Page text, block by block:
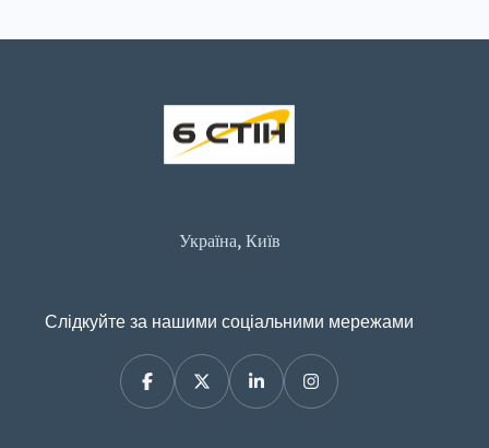
Україна, Київ
Слідкуйте за нашими соціальними мережами